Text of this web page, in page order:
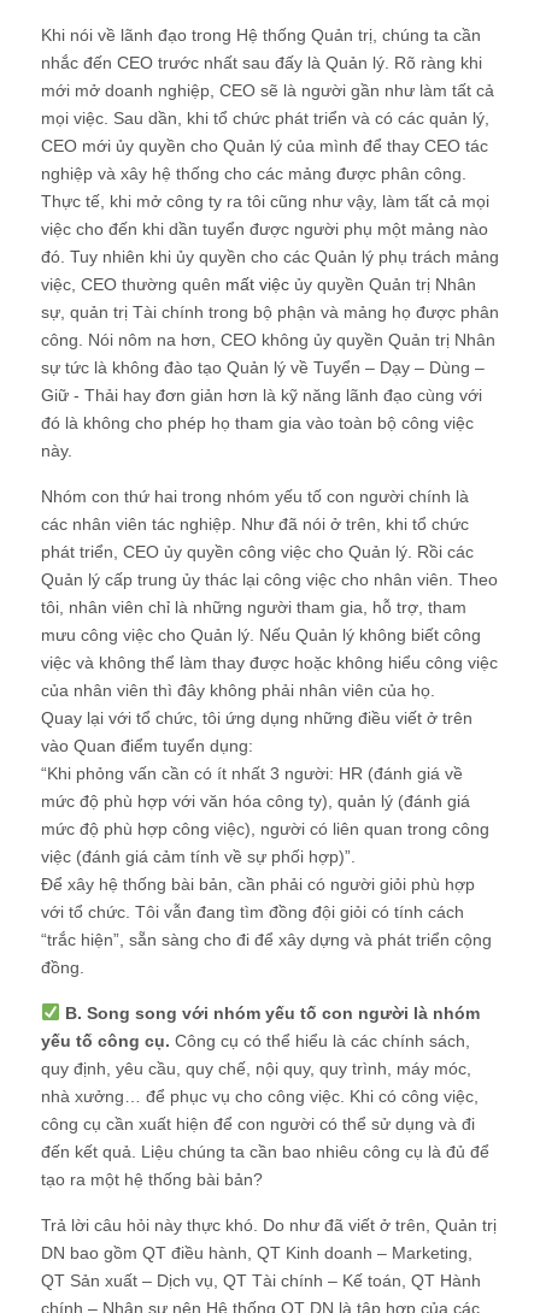
Khi nói về lãnh đạo trong Hệ thống Quản trị, chúng ta cần
nhắc đến CEO trước nhất sau đấy là Quản lý. Rõ ràng khi
mới mở doanh nghiệp, CEO sẽ là người gần như làm tất cả
mọi việc. Sau dần, khi tổ chức phát triển và có các quản lý,
CEO mới ủy quyền cho Quản lý của mình để thay CEO tác
nghiệp và xây hệ thống cho các mảng được phân công.
Thực tế, khi mở công ty ra tôi cũng như vậy, làm tất cả mọi
việc cho đến khi dần tuyển được người phụ một mảng nào
đó. Tuy nhiên khi ủy quyền cho các Quản lý phụ trách mảng
việc, CEO thường quên mất việc ủy quyền Quản trị Nhân
sự, quản trị Tài chính trong bộ phận và mảng họ được phân
công. Nói nôm na hơn, CEO không ủy quyền Quản trị Nhân
sự tức là không đào tạo Quản lý về Tuyển – Dạy – Dùng –
Giữ - Thải hay đơn giản hơn là kỹ năng lãnh đạo cùng với
đó là không cho phép họ tham gia vào toàn bộ công việc
này.
Nhóm con thứ hai trong nhóm yếu tố con người chính là
các nhân viên tác nghiệp. Như đã nói ở trên, khi tổ chức
phát triển, CEO ủy quyền công việc cho Quản lý. Rồi các
Quản lý cấp trung ủy thác lại công việc cho nhân viên. Theo
tôi, nhân viên chỉ là những người tham gia, hỗ trợ, tham
mưu công việc cho Quản lý. Nếu Quản lý không biết công
việc và không thể làm thay được hoặc không hiểu công việc
của nhân viên thì đây không phải nhân viên của họ.
Quay lại với tổ chức, tôi ứng dụng những điều viết ở trên
vào Quan điểm tuyển dụng:
“Khi phỏng vấn cần có ít nhất 3 người: HR (đánh giá về
mức độ phù hợp với văn hóa công ty), quản lý (đánh giá
mức độ phù hợp công việc), người có liên quan trong công
việc (đánh giá cảm tính về sự phối hợp)”.
Để xây hệ thống bài bản, cần phải có người giỏi phù hợp
với tổ chức. Tôi vẫn đang tìm đồng đội giỏi có tính cách
“trắc hiện”, sẵn sàng cho đi để xây dựng và phát triển cộng
đồng.
B. Song song với nhóm yếu tố con người là nhóm
yếu tố công cụ. Công cụ có thể hiểu là các chính sách,
quy định, yêu cầu, quy chế, nội quy, quy trình, máy móc,
nhà xưởng… để phục vụ cho công việc. Khi có công việc,
công cụ cần xuất hiện để con người có thể sử dụng và đi
đến kết quả. Liệu chúng ta cần bao nhiêu công cụ là đủ để
tạo ra một hệ thống bài bản?
Trả lời câu hỏi này thực khó. Do như đã viết ở trên, Quản trị
DN bao gồm QT điều hành, QT Kinh doanh – Marketing,
QT Sản xuất – Dịch vụ, QT Tài chính – Kế toán, QT Hành
chính – Nhân sự nên Hệ thống QT DN là tập hợp của các